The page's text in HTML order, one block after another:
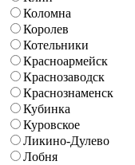
Коломна
Королев
Котельники
Красноармейск
Краснозаводск
Краснознаменск
Кубинка
Куровское
Ликино-Дулево
Лобня